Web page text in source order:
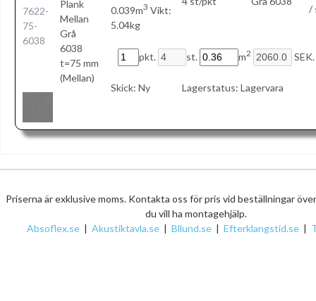
7622-
75-
6038
Plank
Mellan
Grå
6038
t=75 mm
(Mellan)
0.039m3 Vikt:
5.04kg
/
pkt. st. m2 SEK.
Skick: Ny Lagerstatus: Lagervara
Priserna är exklusive moms. Kontakta oss för pris vid beställningar
du vill ha montagehjälp.
Absoflex.se | Akustiktavla.se | Bllund.se | Efterklangstid.se |